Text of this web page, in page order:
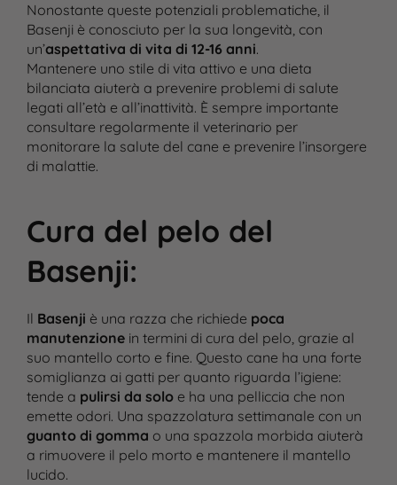
Nonostante queste potenziali problematiche, il
Basenji è conosciuto per la sua longevità, con
un’aspettativa di vita di 12-16 anni.
Mantenere uno stile di vita attivo e una dieta
bilanciata aiuterà a prevenire problemi di salute
legati all’età e all’inattività. È sempre importante
consultare regolarmente il veterinario per
monitorare la salute del cane e prevenire l’insorgere
di malattie​.
Cura del pelo del
Basenji:
Il Basenji è una razza che richiede poca
manutenzionein termini di cura del pelo, grazie al
suo mantello corto e fine. Questo cane ha una forte
somiglianza ai gatti per quanto riguarda l’igiene:
tende a pulirsi da soloe ha una pelliccia che non
emette odori. Una spazzolatura settimanale con un
guanto di gomma o una spazzola morbida aiuterà
a rimuovere il pelo morto e mantenere il mantello
lucido​.